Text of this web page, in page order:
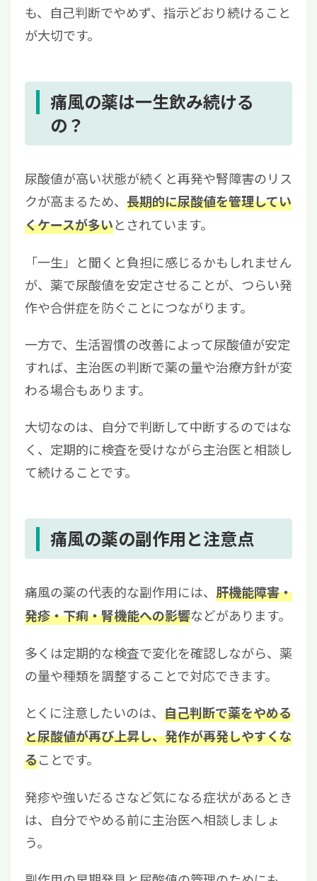
も、自己判断でやめず、指示どおり続けること
が大切です。
痛風の薬は一生飲み続ける
の？
尿酸値が高い状態が続くと再発や腎障害のリス
クが高まるため、 長期的に尿酸値を管理してい
くケースが多いとされています。
「一生」と聞くと負担に感じるかもしれません
が、薬で尿酸値を安定させることが、つらい発
作や合併症を防ぐことにつながります。
一方で、生活習慣の改善によって尿酸値が安定
すれば、主治医の判断で薬の量や治療方針が変
わる場合もあります。
大切なのは、自分で判断して中断するのではな
く、定期的に検査を受けながら主治医と相談し
て続けることです。
痛風の薬の副作用と注意点
痛風の薬の代表的な副作用には、 肝機能障害・
発疹・下痢・腎機能への影響などがあります。
多くは定期的な検査で変化を確認しながら、薬
の量や種類を調整することで対応できます。
とくに注意したいのは、 自己判断で薬をやめる
と尿酸値が再び上昇し、発作が再発しやすくな
ることです。
発疹や強いだるさなど気になる症状があるとき
は、自分でやめる前に主治医へ相談しましょ
う。